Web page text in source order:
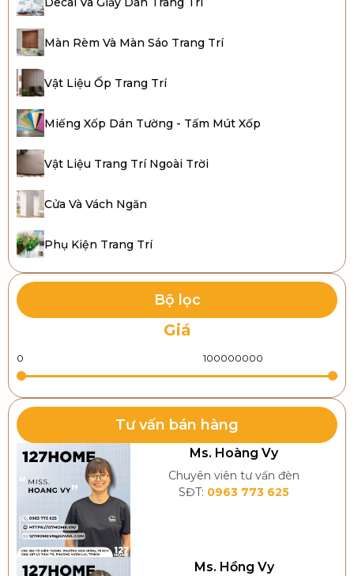
Màn Rèm Và Màn Sáo Trang Trí
Vật Liệu Ốp Trang Trí
Miếng Xốp Dán Tường - Tấm Mút Xốp
Vật Liệu Trang Trí Ngoài Trời
Cửa Và Vách Ngăn
Phụ Kiện Trang Trí
Bộ lọc
Giá
Tư vấn bán hàng
Ms. Hoàng Vy
Chuyên viên tư vấn đèn
SĐT: 0963 773 625
Ms. Hồng Vy